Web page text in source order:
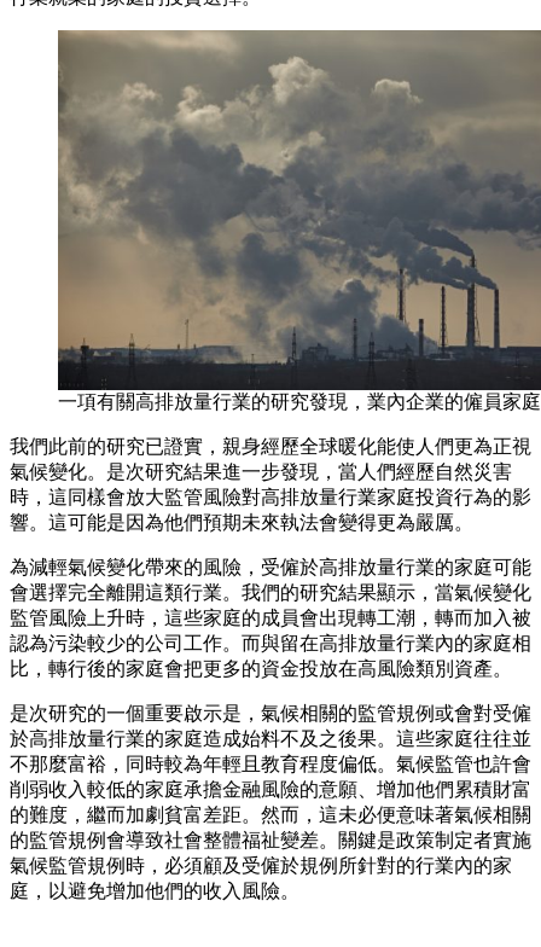
一項有關高排放量行業的研究發現，業內企業的僱員家
我們此前的研究已證實，親身經歷全球暖化能使人們更為正視
氣候變化。是次研究結果進一步發現，當人們經歷自然災害
時，這同樣會放大監管風險對高排放量行業家庭投資行為的影
響。這可能是因為他們預期未來執法會變得更為嚴厲。
為減輕氣候變化帶來的風險，受僱於高排放量行業的家庭可能
會選擇完全離開這類行業。我們的研究結果顯示，當氣候變化
監管風險上升時，這些家庭的成員會出現轉工潮，轉而加入被
認為污染較少的公司工作。而與留在高排放量行業內的家庭相
比，轉行後的家庭會把更多的資金投放在高風險類別資產。
是次研究的一個重要啟示是，氣候相關的監管規例或會對受僱
於高排放量行業的家庭造成始料不及之後果。這些家庭往往並
不那麼富裕，同時較為年輕且教育程度偏低。氣候監管也許會
削弱收入較低的家庭承擔金融風險的意願、增加他們累積財富
的難度，繼而加劇貧富差距。然而，這未必便意味著氣候相關
的監管規例會導致社會整體福祉變差。關鍵是政策制定者實施
氣候監管規例時，必須顧及受僱於規例所針對的行業內的家
庭，以避免增加他們的收入風險。